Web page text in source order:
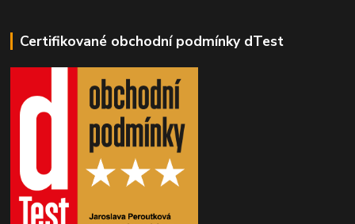
Certifikované obchodní podmínky dTest